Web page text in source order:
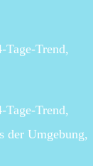
Trend,
Trend,
der Umgebung,